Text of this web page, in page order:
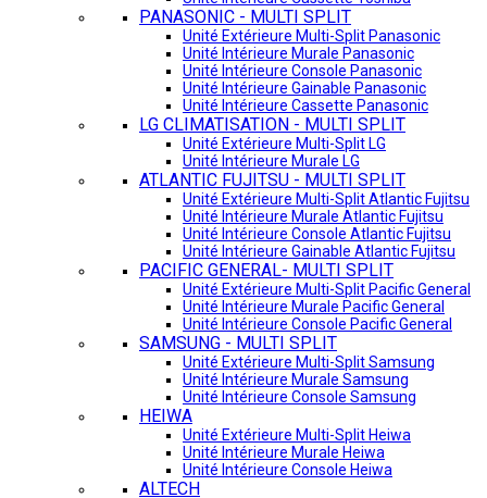
PANASONIC - MULTI SPLIT
Unité Extérieure Multi-Split Panasonic
Unité Intérieure Murale Panasonic
Unité Intérieure Console Panasonic
Unité Intérieure Gainable Panasonic
Unité Intérieure Cassette Panasonic
LG CLIMATISATION - MULTI SPLIT
Unité Extérieure Multi-Split LG
Unité Intérieure Murale LG
ATLANTIC FUJITSU - MULTI SPLIT
Unité Extérieure Multi-Split Atlantic Fujitsu
Unité Intérieure Murale Atlantic Fujitsu
Unité Intérieure Console Atlantic Fujitsu
Unité Intérieure Gainable Atlantic Fujitsu
PACIFIC GENERAL- MULTI SPLIT
Unité Extérieure Multi-Split Pacific General
Unité Intérieure Murale Pacific General
Unité Intérieure Console Pacific General
SAMSUNG - MULTI SPLIT
Unité Extérieure Multi-Split Samsung
Unité Intérieure Murale Samsung
Unité Intérieure Console Samsung
HEIWA
Unité Extérieure Multi-Split Heiwa
Unité Intérieure Murale Heiwa
Unité Intérieure Console Heiwa
ALTECH